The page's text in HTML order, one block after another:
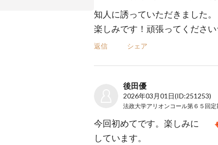
知人に誘っていただきました
楽しみです！頑張ってくださ
返信 シェア
後田優
2026年03月01日(ID:251253)
今回初めてです。楽しみに
しています。